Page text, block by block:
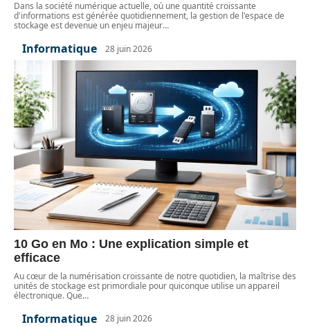
Dans la société numérique actuelle, où une quantité croissante
d'informations est générée quotidiennement, la gestion de l'espace de
stockage est devenue un enjeu majeur…
Informatique 28 juin 2026
10 Go en Mo : Une explication simple et
efficace
Au cœur de la numérisation croissante de notre quotidien, la maîtrise des
unités de stockage est primordiale pour quiconque utilise un appareil
électronique. Que…
Informatique 28 juin 2026